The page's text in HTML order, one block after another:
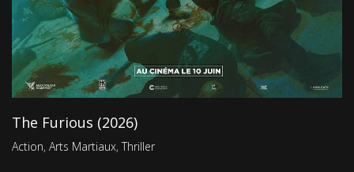
The Furious (2026)
Action, Arts Martiaux, Thriller